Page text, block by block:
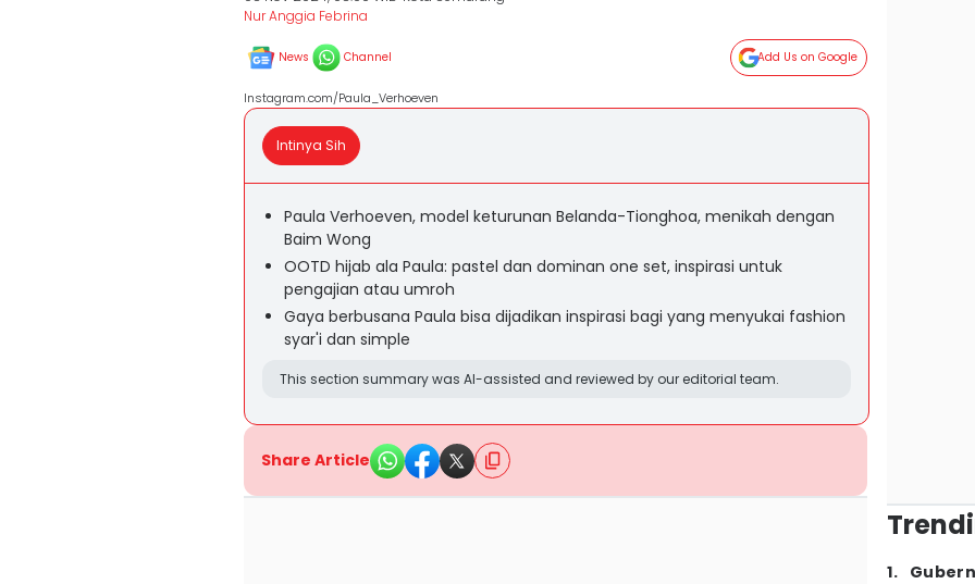
Nur Anggia Febrina
News Channel Add Us on Google
Instagram.com/Paula_Verhoeven
Intinya Sih
Paula Verhoeven, model keturunan Belanda-Tionghoa, menikah dengan
Baim Wong
OOTD hijab ala Paula: pastel dan dominan one set, inspirasi untuk
pengajian atau umroh
Gaya berbusana Paula bisa dijadikan inspirasi bagi yang menyukai fashion
syar'i dan simple
This section summary was AI-assisted and reviewed by our editorial team.
Share Article
1.